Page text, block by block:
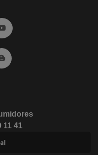
en ventana nueva)
(abre en ventana nueva)
Ir a YouTube (abre en
en ventana nueva)
(abre en ventana nueva)
Ir al Blog (abre en ventana
en ventana nueva)
11 41